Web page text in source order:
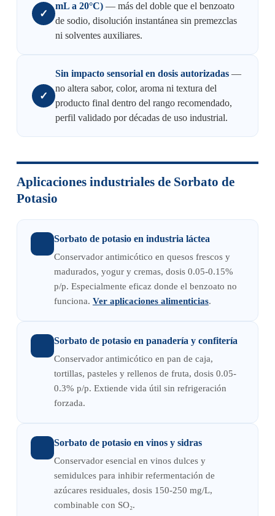
✓
mL a 20°C)— más del doble que el benzoato
de sodio, disolución instantánea sin premezclas
ni solventes auxiliares.
✓
Sin impacto sensorial en dosis autorizadas—
no altera sabor, color, aroma ni textura del
producto final dentro del rango recomendado,
perfil validado por décadas de uso industrial.
Aplicaciones industriales de Sorbato de
Potasio
Sorbato de potasio en industria láctea
Conservador antimicótico en quesos frescos y
madurados, yogur y cremas, dosis 0.05-0.15%
p/p. Especialmente eficaz donde el benzoato no
funciona. Ver aplicaciones alimenticias.
Sorbato de potasio en panadería y confitería
Conservador antimicótico en pan de caja,
tortillas, pasteles y rellenos de fruta, dosis 0.05-
0.3% p/p. Extiende vida útil sin refrigeración
forzada.
Sorbato de potasio en vinos y sidras
Conservador esencial en vinos dulces y
semidulces para inhibir refermentación de
azúcares residuales, dosis 150-250 mg/L,
combinable con SO₂.